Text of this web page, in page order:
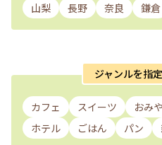
山梨
長野 奈良 鎌倉
ジャンルを指
カフェ スイーツ おみ
ホテル
ごはん パン